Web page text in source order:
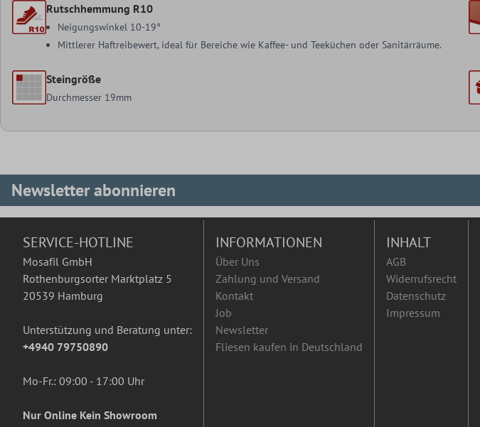
Rutschhemmung R10
Neigungswinkel 10-19°
Mittlerer Haftreibewert, ideal für Bereiche wie Kaffee- und Teeküchen oder Sanitärräume.
Steingröße
Durchmesser 19mm
Newsletter abonnieren
SERVICE-HOTLINE
Mosafil GmbH
Rothenburgsorter Marktplatz 5
20539 Hamburg
Unterstützung und Beratung unter:
+4940 79750890
Mo-Fr.: 09:00 - 17:00 Uhr
Nur Online Kein Showroom
INFORMATIONEN
Über Uns
Zahlung und Versand
Kontakt
Job
Newsletter
Fliesen kaufen in Deutschland
INHALT
AGB
Widerrufsrecht
Datenschutz
Impressum